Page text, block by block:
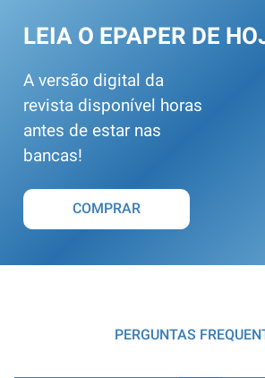
LEIA O EPAPER DE
A versão digital da
revista disponível horas
antes de estar nas
bancas!
COMPRAR
PERGUNTAS